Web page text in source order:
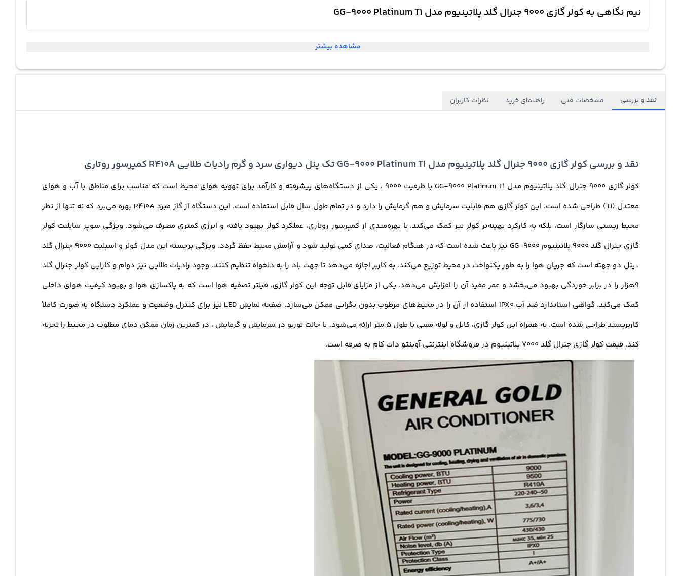
نیم نگاهی به کولر گازی 9000 جنرال گلد پلاتینیوم مدل GG-9000 Platinum T1
مشاهده بیشتر
نقد و بررسی مشخصات فنی راهنمای خرید نظرات کاربران
نقد و بررسی کولر گازی 9000 جنرال گلد پلاتینیوم مدل GG-9000 Platinum T1 تک پنل دیواری سرد و گرم رادیات طلایی R410A کمپرسور روتاری
کولر گازی 9000 جنرال گلد پلاتینیوم مدل GG-9000 Platinum T1 با ظرفیت 9000 ، یکی از دستگاه‌های پیشرفته و کارآمد برای تهویه هوای محیط است که مناسب برای مناطق با آب و هوای
معتدل (T1) طراحی شده است. این کولر گازی هم قابلیت سرمایش و هم گرمایش را دارد و در تمام طول سال قابل استفاده است. این دستگاه از گاز مبرد R410A بهره می‌برد که نه تنها از نظر
محیط زیستی سازگار است، بلکه به کارکرد بهینه‌تر کولر نیز کمک می‌کند. با بهره‌مندی از کمپرسور روتاری، عملکرد کولر بهبود یافته و انرژی کمتری مصرف می‌شود. ویژگی سوپر سایلنت کولر
گازی جنرال گلد 9000 پلاتینیوم GG-9000 نیز باعث شده است که در هنگام فعالیت، صدای کمی تولید شود و آرامش محیط حفظ گردد. ویژگی برجسته این مدل کولر و اسپلیت ۹۰۰۰ جنرال گلد
، پنل دو جهته است که جریان هوا را به طور یکنواخت در محیط توزیع می‌کند. به کاربر اجازه می‌دهد تا جهت باد را به دلخواه تنظیم کنند. وجود رادیات طلایی نیز دوام و کارایی کولر جنرال گلد
9هزار را در برابر خوردگی بهبود می‌بخشد و عمر مفید آن را افزایش می‌دهد. یکی از مزایای قابل توجه این کولر گازی، فیلتر تصفیه هوا است که به پاکسازی هوا و بهبود کیفیت هوای داخلی
کمک می‌کند. گواهی استاندارد ضد آب IPX0 استفاده از آن را در محیط‌های مرطوب بدون نگرانی ممکن می‌سازد. صفحه نمایش LED نیز برای کنترل وضعیت و عملکرد دستگاه به صورت کاملاً
کاربرپسند طراحی شده است. به همراه این کولر گازی، کابل و لوله مسی با طول 5 متر ارائه می‌شود. با حالت توربو در سرمایش و گرمایش ، در کمترین زمان ممکن دمای مطلوب در محیط را تجربه
کند. قیمت کولر گازی جنرال گلد 7000 پلاتینیوم در فروشگاه اینترنتی آوینتو دات کام به صرفه است.